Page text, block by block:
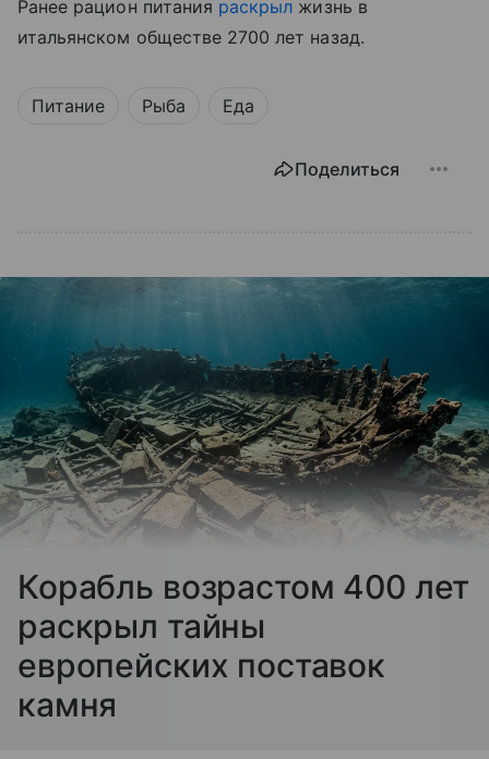
Ранее рацион питания раскрыл жизнь в
итальянском обществе 2700 лет назад.
Питание Рыба Еда
Поделиться
Корабль возрастом 400 лет
раскрыл тайны
европейских поставок
камня